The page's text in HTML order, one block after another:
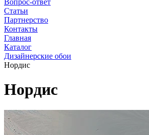
Вопрос-ответ
Статьи
Партнерство
Контакты
Главная
Каталог
Дизайнерские обои
Нордис
Нордис